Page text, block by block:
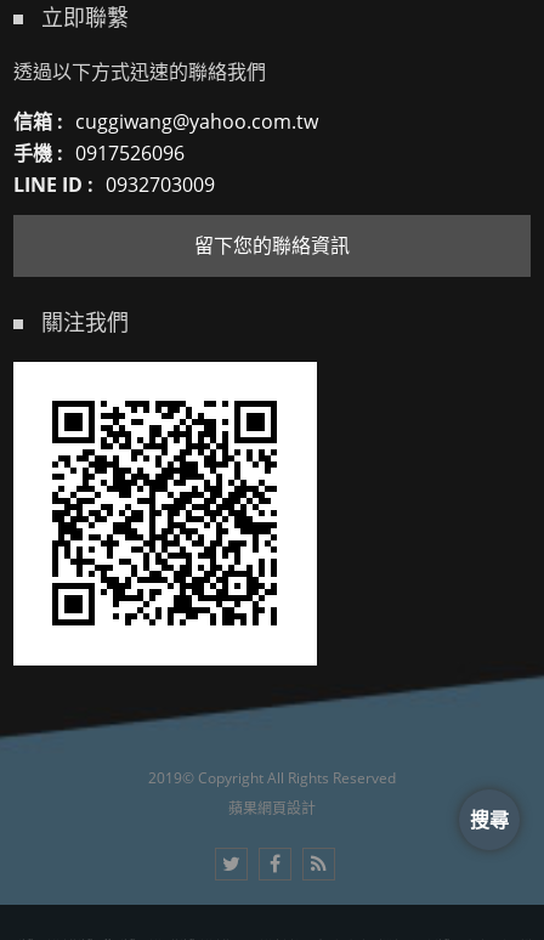
搜尋
立即聯繫
透過以下方式迅速的聯絡我們
信箱 : cuggiwang@yahoo.com.tw
手機 : 0917526096
LINE ID : 0932703009
留下您的聯絡資訊
關注我們
2019© Copyright All Rights Reserved
蘋果網頁設計